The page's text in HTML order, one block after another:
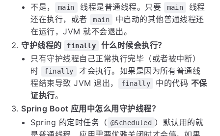
不是，
main 线程是普通线程。只要 main
线程
还在执行，或者
main
中启动的其他普通线程还
在运行，JVM 就不会退出。
守护线程的
finally
什么时候会执行？
只有守护线程自己正常执行完毕（或者被中断）
时
finally
才会执行。如果是因为所有普通线
程结束导致 JVM 退出，
finally 中的代码 不保
证执行。
Spring Boot 应用中怎么用守护线程？
Spring 的定时任务（ @Scheduled ）默认用的就